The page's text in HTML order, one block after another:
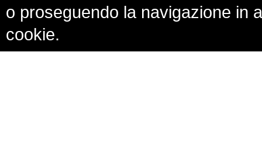
o proseguendo la navigazione in
cookie.